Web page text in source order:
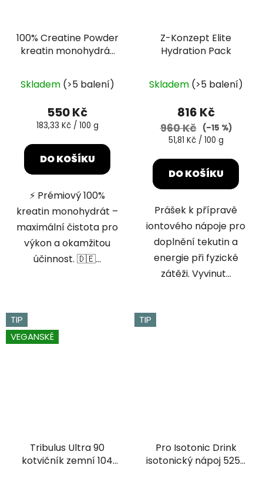
100% Creatine Powder
kreatin monohydrát
hodnocení
produktu
je
z
Skladem (>5 balení)
550 Kč
Měrná
183,33 Kč / 100 g
DO KOŠÍKU
⚡ Prémiový 100%
kreatin monohydrát –
maximální čistota pro
výkon a okamžitou
účinnost. 🇩🇪...
Z-Konzept Elite
Hydration Pack
Skladem (>5 balení)
816 Kč
960 Kč
(–15 %)
Měrná
51,81 Kč / 100 g
DO KOŠÍKU
Prášek k přípravě
iontového nápoje pro
doplnění tekutin a
energie při fyzické
zátěži. Vyvinut...
TIP
VEGANSKÉ
Tribulus Ultra 90
kotvičník zemní 104
TIP
Pro Isotonic Drink
isotonický nápoj 525g